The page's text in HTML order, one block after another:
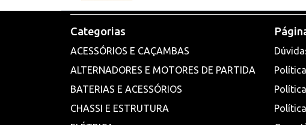
Categorias
ACESSÓRIOS E CAÇAMBAS
ALTERNADORES E MOTORES DE PARTIDA
BATERIAS E ACESSÓRIOS
CHASSI E ESTRUTURA